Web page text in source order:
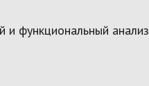
и функциональный анализ